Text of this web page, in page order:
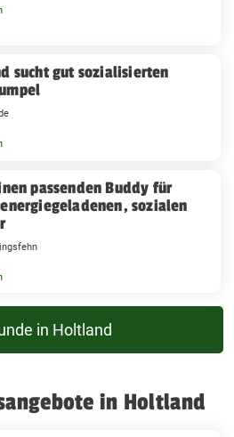
sucht gut sozialisierten
passenden Buddy für
sozialen
in Holtland
in Holtland